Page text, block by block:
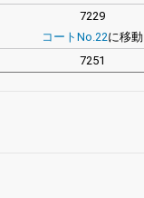
7229
コートNo.22に移動
7251